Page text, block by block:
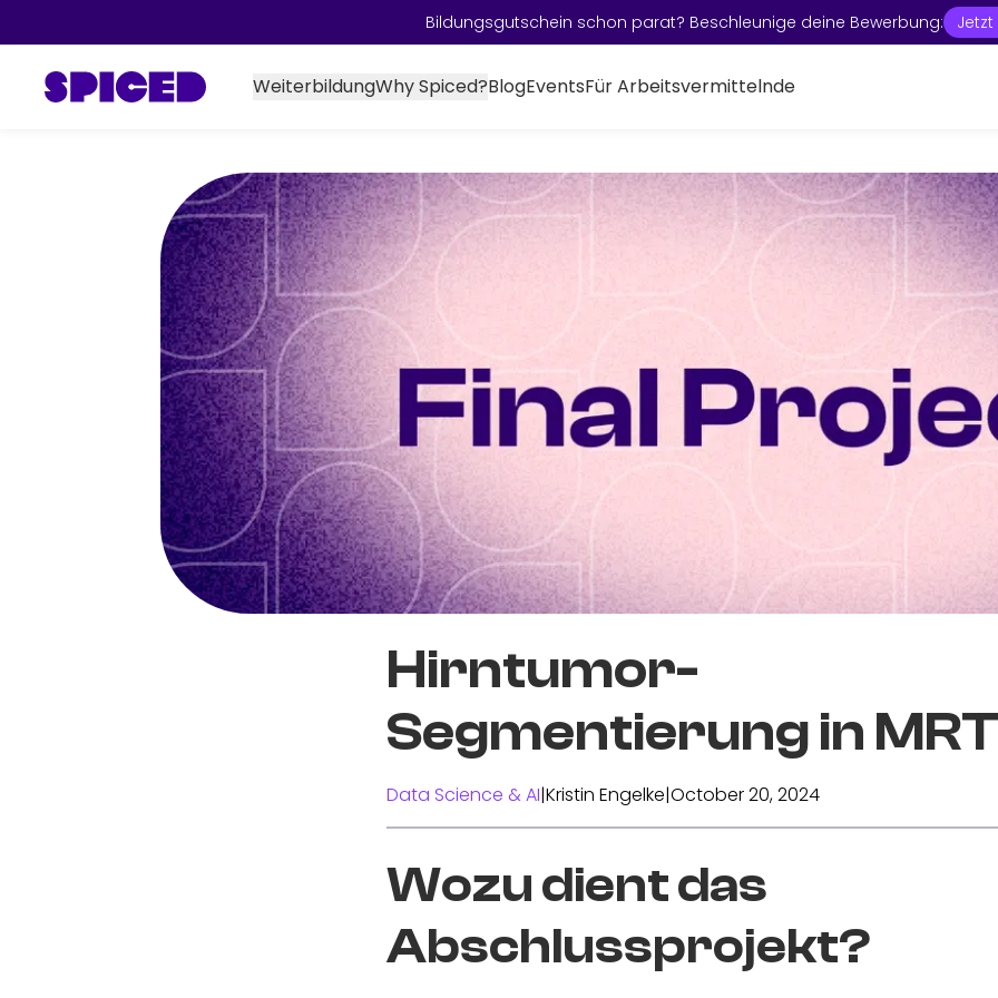
Bildungsgutschein schon parat? Beschleunige deine Bewerbung:
WeiterbildungWhy Spiced?BlogEventsFür Arbeitsvermittelnde
Hirntumor-
Segmentierung in MRT
Data Science & AI|Kristin Engelke|October 20, 2024
Wozu dient das
Abschlussprojekt?